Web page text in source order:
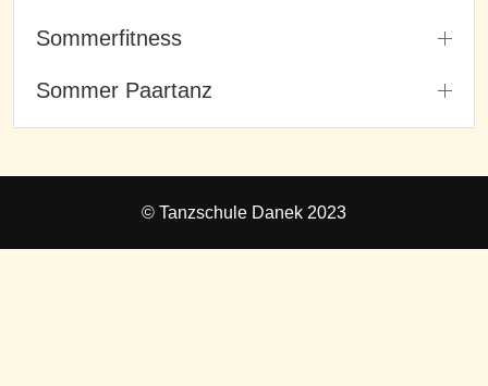
Sommerfitness
Sommer Paartanz
© Tanzschule Danek 2023